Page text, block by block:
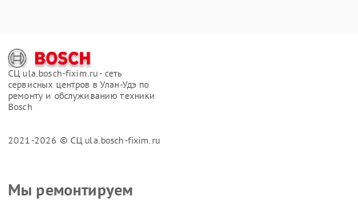
СЦ ula.bosch-fixim.ru - сеть
сервисных центров в Улан-Удэ по
ремонту и обслуживанию техники
Bosch
2021-2026 © СЦ ula.bosch-fixim.ru
Мы ремонтируем